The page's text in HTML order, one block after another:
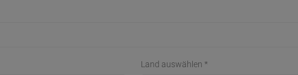
Land auswählen *